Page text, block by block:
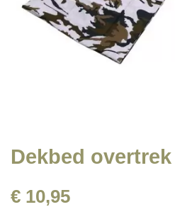
Dekbed overtrek
€ 10,95